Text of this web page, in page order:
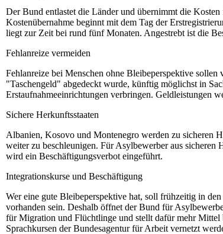
Der Bund entlastet die Länder und übernimmt die
Kostenübernahme beginnt mit dem Tag der
liegt zur Zeit bei rund fünf Monaten. Angestrebt ist die
Fehlanreize vermeiden
Fehlanreize bei Menschen ohne Bleibeperspektive
"Taschengeld" abgedeckt wurde, künftig möglichst in
Erstaufnahmeeinrichtungen verbringen. Geldleistungen
Sichere Herkunftsstaaten
Albanien, Kosovo und Montenegro werden zu sicheren
weiter zu beschleunigen. Für Asylbewerber aus sicheren
wird ein Beschäftigungsverbot eingeführt.
Integrationskurse und Beschäftigung
Wer eine gute Bleibeperspektive hat, soll frühzeitig in
vorhanden sein. Deshalb öffnet der Bund für
für Migration und Flüchtlinge und stellt dafür mehr Mittel
Sprachkursen der Bundesagentur für Arbeit vernetzt